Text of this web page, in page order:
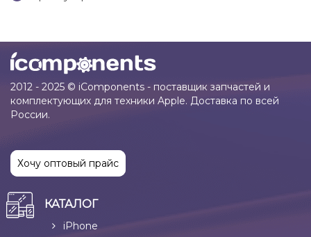
2012 - 2025 © iComponents - поставщик запчастей и
комплектующих для техники Apple. Доставка по всей
России.
Хочу оптовый прайс
КАТАЛОГ
iPhone